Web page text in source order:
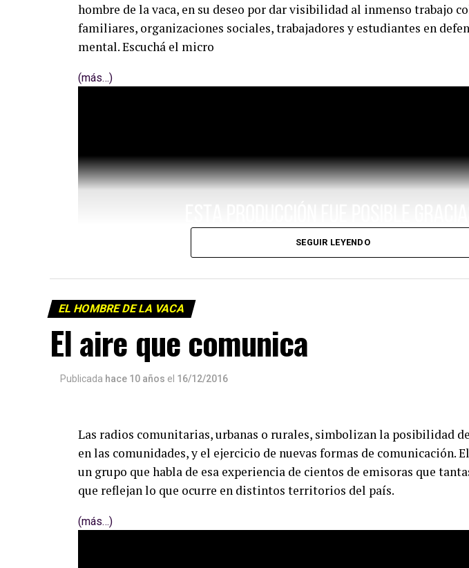
hombre de la vaca, en su deseo por dar visibilidad al inmenso trabajo
familiares, organizaciones sociales, trabajadores y estudiantes en
mental. Escuchá el micro
(más…)
SEGUIR LEYENDO
EL HOMBRE DE LA VACA
El aire que comunica
Publicada hace 10 años el 16/12/2016
Las radios comunitarias, urbanas o rurales, simbolizan la posibilidad
en las comunidades, y el ejercicio de nuevas formas de comunicación.
un grupo que habla de esa experiencia de cientos de emisoras que
que reflejan lo que ocurre en distintos territorios del país.
(más…)